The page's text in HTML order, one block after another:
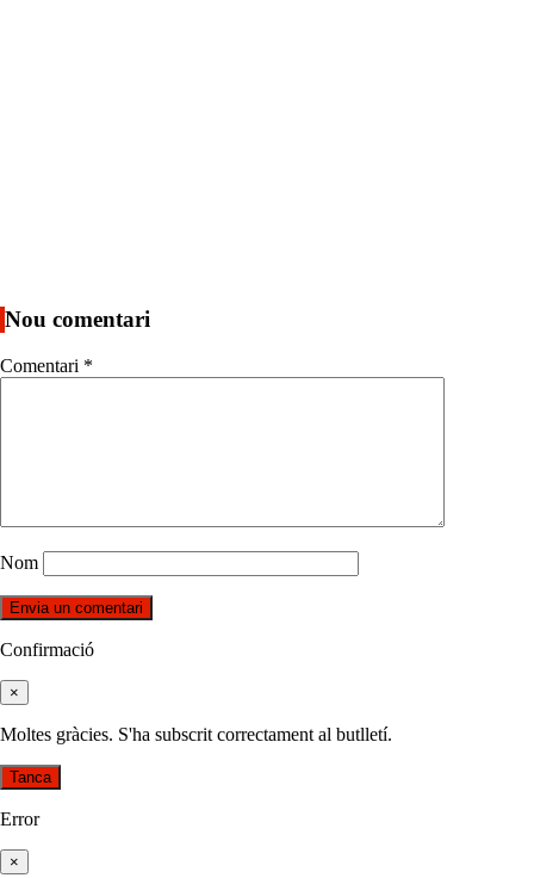
Nou comentari
Comentari *
Nom
Confirmació
×
Moltes gràcies. S'ha subscrit correctament al butlletí.
Tanca
Error
×